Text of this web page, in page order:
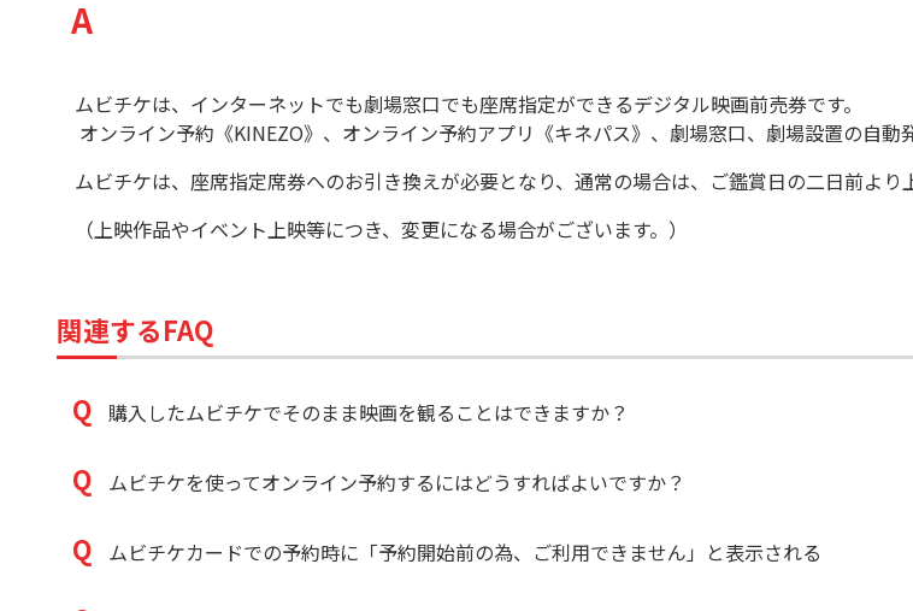
ムビチケは、インターネットでも劇場窓口でも座席指定ができるデジタル映画前売券です。
オンライン予約《KINEZO》、オンライン予約アプリ《キネパス》、劇場窓口、劇場設置の自動
ムビチケは、座席指定席券へのお引き換えが必要となり、通常の場合は、ご鑑賞日の二日前より
（上映作品やイベント上映等につき、変更になる場合がございます。）
関連するFAQ
購入したムビチケでそのまま映画を観ることはできますか？
ムビチケを使ってオンライン予約するにはどうすればよいですか？
ムビチケカードでの予約時に「予約開始前の為、ご利用できません」と表示される